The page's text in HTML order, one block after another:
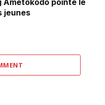
jeunes